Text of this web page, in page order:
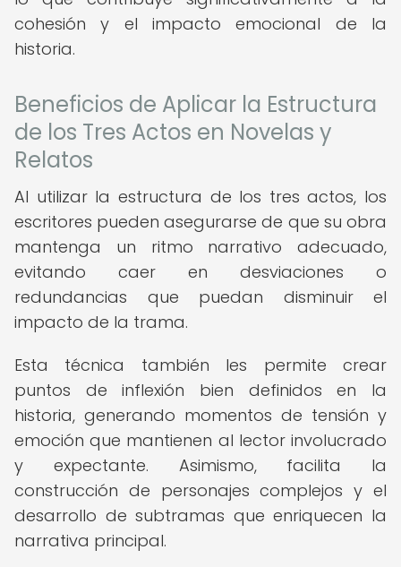
cohesión y el impacto emocional de la
historia.
Beneficios de Aplicar la Estructura
de los Tres Actos en Novelas y
Relatos
Al utilizar la estructura de los tres actos, los
escritores pueden asegurarse de que su obra
mantenga un ritmo narrativo adecuado,
evitando caer en desviaciones o
redundancias que puedan disminuir el
impacto de la trama.
Esta técnica también les permite crear
puntos de inflexión bien definidos en la
historia, generando momentos de tensión y
emoción que mantienen al lector involucrado
y expectante. Asimismo, facilita la
construcción de personajes complejos y el
desarrollo de subtramas que enriquecen la
narrativa principal.